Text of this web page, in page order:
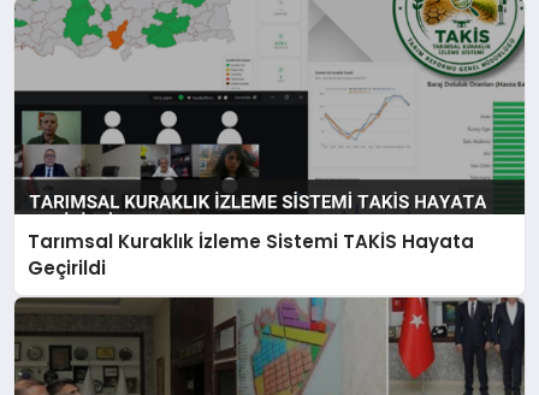
Tarımsal Kuraklık İzleme Sistemi TAKİS Hayata
Geçirildi